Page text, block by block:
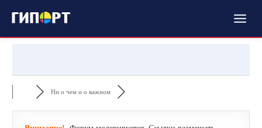
Ни о чем и о важном